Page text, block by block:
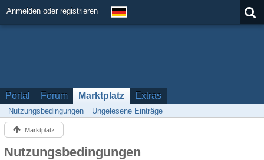
Anmelden oder registrieren
Portal Forum Marktplatz Extras
Nutzungsbedingungen Ungelesene Einträge
Marktplatz
Nutzungsbedingungen